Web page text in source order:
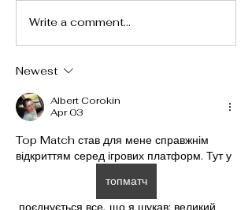
Write a comment...
Newest
Albert Corokin
Apr 03
Top Match став для мене справжнім
відкриттям серед ігрових платформ. Тут у
топматч